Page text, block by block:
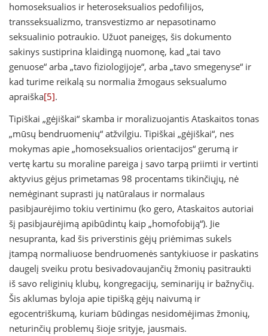
homoseksualios ir heteroseksualios pedofilijos,
transseksualizmo, transvestizmo ar nepasotinamo
seksualinio potraukio. Užuot paneigęs, šis dokumento
sakinys sustiprina klaidingą nuomonę, kad „tai tavo
genuose“ arba „tavo fiziologijoje“, arba „tavo smegenyse“ ir
kad turime reikalą su normalia žmogaus seksualumo
apraiška[5].
Tipiškai „gėjiškai“ skamba ir moralizuojantis Ataskaitos tonas
„mūsų bendruomenių“ atžvilgiu. Tipiškai „gėjiškai“, nes
mokymas apie „homoseksualios orientacijos“ gerumą ir
vertę kartu su moraline pareiga į savo tarpą priimti ir vertinti
aktyvius gėjus primetamas 98 procentams tikinčiųjų, nė
nemėginant suprasti jų natūralaus ir normalaus
pasibjaurėjimo tokiu vertinimu (ko gero, Ataskaitos autoriai
šį pasibjaurėjimą apibūdintų kaip „homofobiją“). Jie
nesupranta, kad šis priverstinis gėjų priėmimas sukels
įtampą normaliuose bendruomenės santykiuose ir paskatins
daugelį sveiku protu besivadovaujančių žmonių pasitraukti
iš savo religinių klubų, kongregacijų, seminarijų ir bažnyčių.
Šis aklumas byloja apie tipišką gėjų naivumą ir
egocentriškumą, kuriam būdingas nesidomėjimas žmonių,
neturinčių problemų šioje srityje, jausmais.